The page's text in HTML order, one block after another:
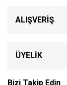
ALIŞVERİŞ
ÜYELİK
Bizi Takip Edin